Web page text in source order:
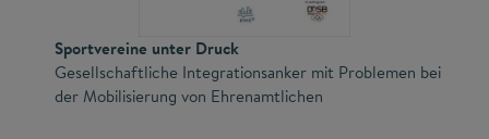
Sportvereine unter Druck
Gesellschaftliche Integrationsanker mit Problemen bei
der Mobilisierung von Ehrenamtlichen